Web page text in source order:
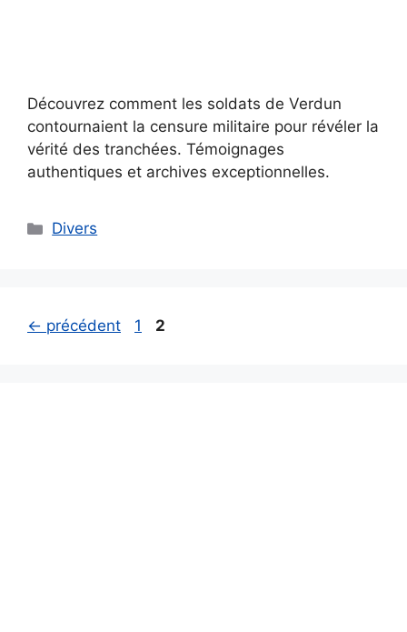
Découvrez comment les soldats de Verdun
contournaient la censure militaire pour révéler la
vérité des tranchées. Témoignages
authentiques et archives exceptionnelles.
Catégories
Divers
← précédent Page
1 Page
2